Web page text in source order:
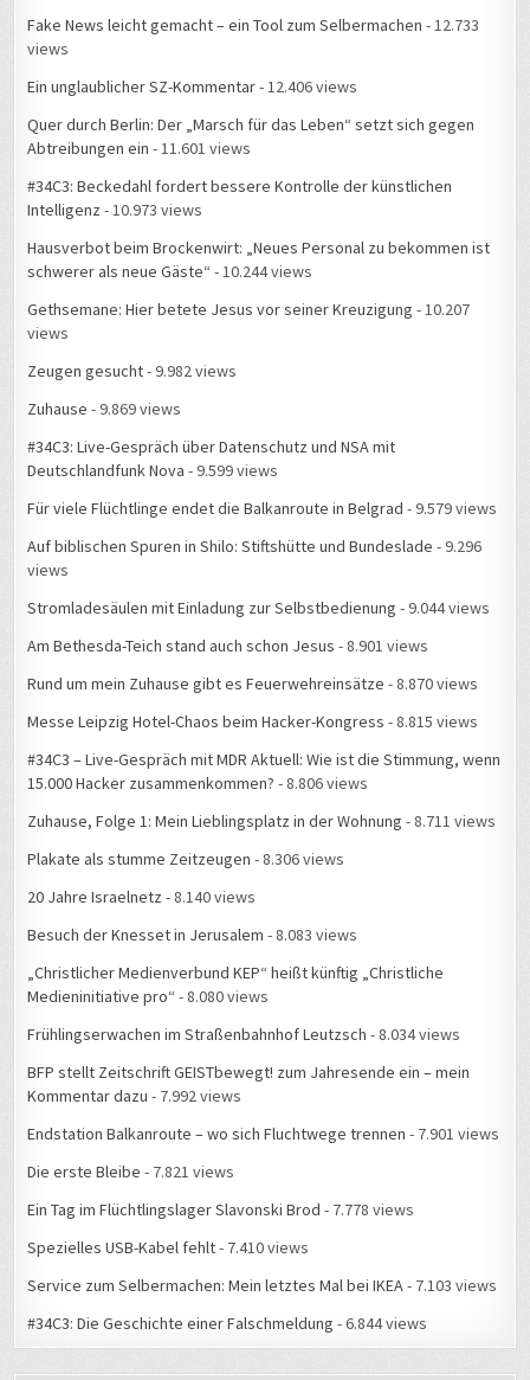
Fake News leicht gemacht – ein Tool zum Selbermachen - 12.733
views
Ein unglaublicher SZ-Kommentar- 12.406 views
Quer durch Berlin: Der „Marsch für das Leben“ setzt sich gegen
Abtreibungen ein - 11.601 views
#34C3: Beckedahl fordert bessere Kontrolle der künstlichen
Intelligenz - 10.973 views
Hausverbot beim Brockenwirt: „Neues Personal zu bekommen ist
schwerer als neue Gäste“ - 10.244 views
Gethsemane: Hier betete Jesus vor seiner Kreuzigung - 10.207
views
Zeugen gesucht- 9.982 views
Zuhause - 9.869 views
#34C3: Live-Gespräch über Datenschutz und NSA mit
Deutschlandfunk Nova - 9.599 views
Für viele Flüchtlinge endet die Balkanroute in Belgrad - 9.579 views
Auf biblischen Spuren in Shilo: Stiftshütte und Bundeslade - 9.296
views
Stromladesäulen mit Einladung zur Selbstbedienung - 9.044 views
Am Bethesda-Teich stand auch schon Jesus - 8.901 views
Rund um mein Zuhause gibt es Feuerwehreinsätze - 8.870 views
Messe Leipzig Hotel-Chaos beim Hacker-Kongress - 8.815 views
#34C3 – Live-Gespräch mit MDR Aktuell: Wie ist die Stimmung, wenn
15.000 Hacker zusammenkommen? - 8.806 views
Zuhause, Folge 1: Mein Lieblingsplatz in der Wohnung - 8.711 views
Plakate als stumme Zeitzeugen - 8.306 views
20 Jahre Israelnetz - 8.140 views
Besuch der Knesset in Jerusalem - 8.083 views
„Christlicher Medienverbund KEP“ heißt künftig „Christliche
Medieninitiative pro“ - 8.080 views
Frühlingserwachen im Straßenbahnhof Leutzsch - 8.034 views
BFP stellt Zeitschrift GEISTbewegt! zum Jahresende ein – mein
Kommentar dazu - 7.992 views
Endstation Balkanroute – wo sich Fluchtwege trennen - 7.901 views
Die erste Bleibe - 7.821 views
Ein Tag im Flüchtlingslager Slavonski Brod - 7.778 views
Spezielles USB-Kabel fehlt- 7.410 views
Service zum Selbermachen: Mein letztes Mal bei IKEA- 7.103 views
#34C3: Die Geschichte einer Falschmeldung - 6.844 views